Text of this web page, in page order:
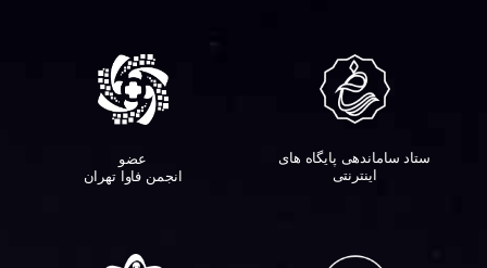
ستاد ساماندهی پایگاه های
اینترنتی
عضو
انجمن فاوا تهران